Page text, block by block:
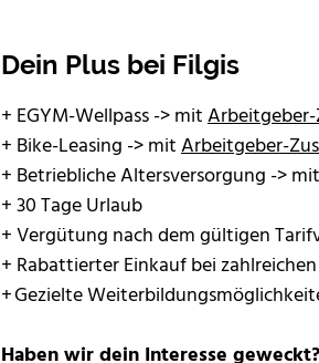
Dein Plus bei Filgis
+ EGYM-Wellpass -> mitArbeitgeber-
+ Bike-Leasing -> mitArbeitgeber-
+ Betriebliche Altersversorgung -> mit
+ 30 Tage Urlaub
+ Vergütung nach dem gültigen
+ Rabattierter Einkauf bei
+ Gezielte
Haben wir dein Interesse geweckt?